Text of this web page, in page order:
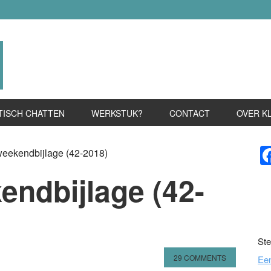
CHATTEN WERKSTUK? CONTACT OVER
(42-2018)
(42-
29 COMMENTS